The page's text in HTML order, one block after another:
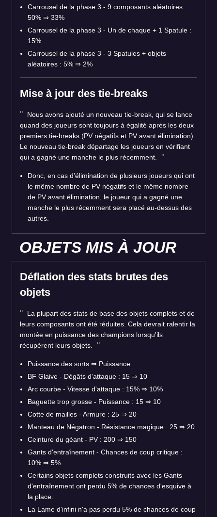
Carrousel de la phase 3 - 9 composants aléatoires :
50% ⇒ 33%
Carrousel de la phase 3 - Un de chaque + 1 Spatule :
15%
Carrousel de la phase 3 - 3 Spatules + objets
aléatoires : 5% ⇒ 2%
Mise à jour des tie-breaks
Nous avons ajouté un nouveau tie-break, qui se lance
quand des joueurs sont toujours à égalité après les deux
premiers tie-breaks (PV négatifs et PV avant élimination).
Le nouveau tie-break départage les joueurs en vérifiant
qui a gagné une manche le plus récemment.
Donc, en cas d'élimination de plusieurs joueurs qui ont
le même nombre de PV négatifs et le même nombre
de PV avant élimination, le joueur qui a gagné une
manche le plus récemment sera placé au-dessus des
autres.
OBJETS MIS À JOUR
Déflation des stats brutes des
objets
La plupart des stats de base des objets complets et de
leurs composants ont été réduites. Cela devrait ralentir la
montée en puissance des champions lorsqu'ils
récupèrent leurs objets.
Puissance des sorts ⇒ Puissance
BF Glaive - Dégâts d'attaque : 15 ⇒ 10
Arc courbe - Vitesse d'attaque : 15% ⇒ 10%
Baguette trop grosse - Puissance : 15 ⇒ 10
Cotte de mailles - Armure : 25 ⇒ 20
Manteau de Négatron - Résistance magique : 25 ⇒ 20
Ceinture du géant - PV : 200 ⇒ 150
Gants d'entraînement - Chances de coup critique :
10% ⇒ 5%
Certains objets complets construits avec les Gants
d'entraînement ont perdu 5% de chances d'esquive à
la place.
La Lame d'infini n'a pas perdu 5% de chances de coup